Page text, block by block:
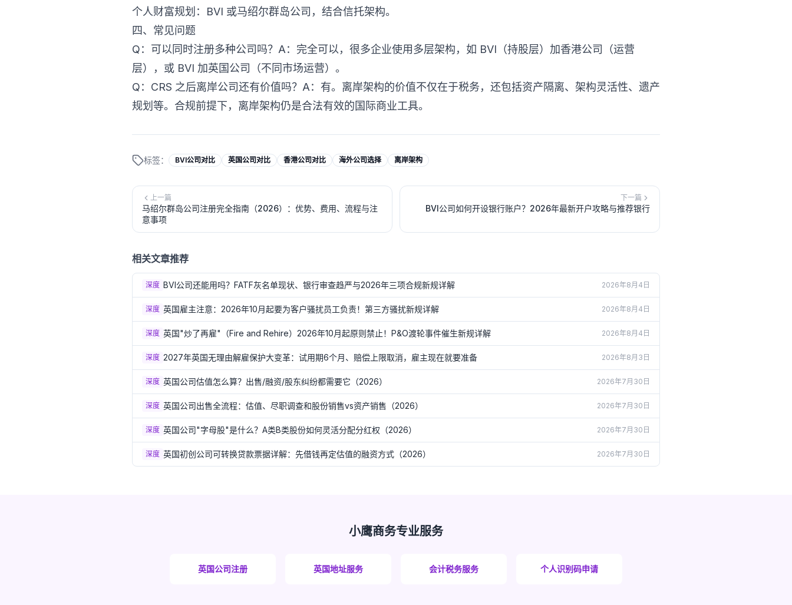
个人财富规划：BVI 或马绍尔群岛公司，结合信托架构。
四、常见问题
Q：可以同时注册多种公司吗？A：完全可以，很多企业使用多层架构，如 BVI（持股层）加香港公司（运营
层），或 BVI 加英国公司（不同市场运营）。
Q：CRS 之后离岸公司还有价值吗？A：有。离岸架构的价值不仅在于税务，还包括资产隔离、架构灵活性、遗产
规划等。合规前提下，离岸架构仍是合法有效的国际商业工具。
标签： BVI公司对比 英国公司对比 香港公司对比 海外公司选择 离岸架构
上一篇
马绍尔群岛公司注册完全指南（2026）：优势、费用、流程与注
意事项
下一篇
BVI公司如何开设银行账户？2026年最新开户攻略与推荐银行
相关文章推荐
深度 BVI公司还能用吗？FATF灰名单现状、银行审查趋严与2026年三项合规新规详解 2026年8月4日
深度 英国雇主注意：2026年10月起要为客户骚扰员工负责！第三方骚扰新规详解 2026年8月4日
深度 英国"炒了再雇"（Fire and Rehire）2026年10月起原则禁止！P&O渡轮事件催生新规详解 2026年8月4日
深度 2027年英国无理由解雇保护大变革：试用期6个月、赔偿上限取消，雇主现在就要准备 2026年8月3日
深度 英国公司估值怎么算？出售/融资/股东纠纷都需要它（2026） 2026年7月30日
深度 英国公司出售全流程：估值、尽职调查和股份销售vs资产销售（2026） 2026年7月30日
深度 英国公司"字母股"是什么？A类B类股份如何灵活分配分红权（2026） 2026年7月30日
深度 英国初创公司可转换贷款票据详解：先借钱再定估值的融资方式（2026） 2026年7月30日
小鹰商务专业服务
英国公司注册 英国地址服务 会计税务服务 个人识别码申请